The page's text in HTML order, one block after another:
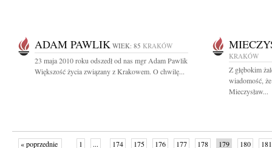
ADAM PAWLIK WIEK: 85 KRAKÓW
23 maja 2010 roku odszedł od nas mgr Adam Pawlik
Większość życia związany z Krakowem. O chwilę...
KRAKÓW
Z głębokim
wiadomość,
Mieczysław...
« poprzednie 1 ... 174 175 176 177 178 179 180 181